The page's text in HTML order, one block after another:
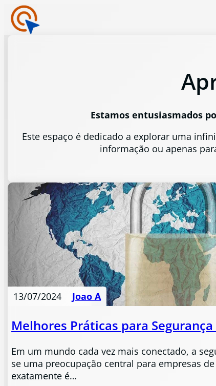
Estamos entusiasmados
Este espaço é dedicado a explorar uma
informação ou apenas
13/07/2024 Joao A
Melhores Práticas para
Em um mundo cada vez mais conectado, a
se uma preocupação central para empresas
exatamente é…